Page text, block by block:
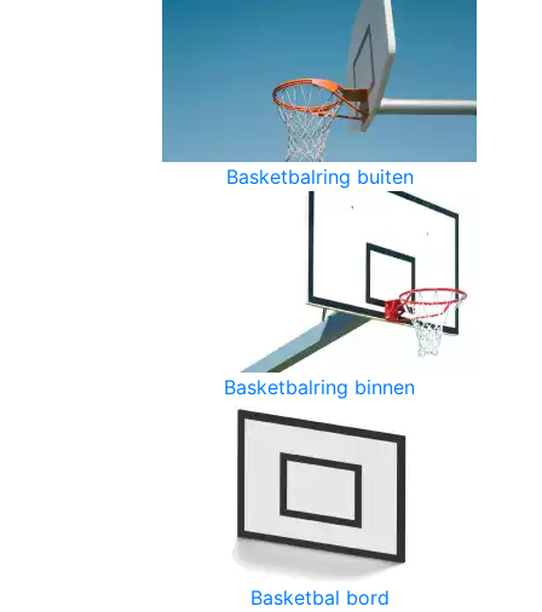
Basketbalring buiten
Basketbalring binnen
Basketbal bord